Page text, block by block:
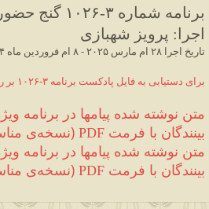
برنامه شماره ۳ -۱۰۲۶
گنج حضور
اجرا : پرویز شهبازی
۱۴۰۴ تاریخ اجرا ۲۸ ام مارس ۲۰۲۵ - ۸ ام فروردین ماه
.برای دستیابی به فایل پادکست برنامه ۳-۱۰۲۶ بر روی این لینک کلیک کنید
متن نوشته شده
بینندگان با فرمت PDF
(نسخه‌ی مناسب پرینت رنگی
متن نوشته شده
بینندگان با فرمت PDF
(نسخه‌ی مناسب پرینت سیاه و سفید